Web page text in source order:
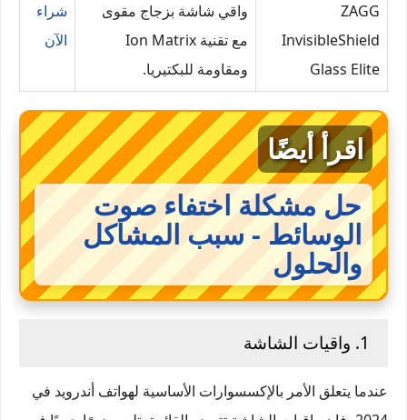
ZAGG
InvisibleShield
Glass Elite
واقي شاشة بزجاج مقوى
مع تقنية Ion Matrix
ومقاومة للبكتيريا.
شراء
الآن
اقرأ أيضًا
حل مشكلة اختفاء صوت
الوسائط - سبب المشاكل
والحلول
1. واقيات الشاشة
عندما يتعلق الأمر بالإكسسوارات الأساسية لهواتف أندرويد في